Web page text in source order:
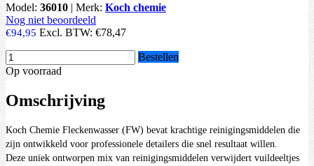
Model: 36010 | Merk: Koch chemie
Nog niet beoordeeld
€94,95 Excl. BTW: €78,47
Bestellen
Op voorraad
Omschrijving
Koch Chemie Fleckenwasser (FW) bevat krachtige reinigingsmiddelen die
zijn ontwikkeld voor professionele detailers die snel resultaat willen.
Deze uniek ontworpen mix van reinigingsmiddelen verwijdert vuildeeltjes